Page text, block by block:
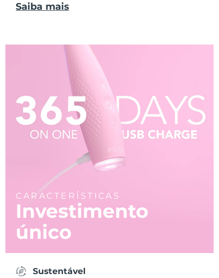
Saiba mais
CARACTERÍSTICAS
Investimento
único
Sustentável